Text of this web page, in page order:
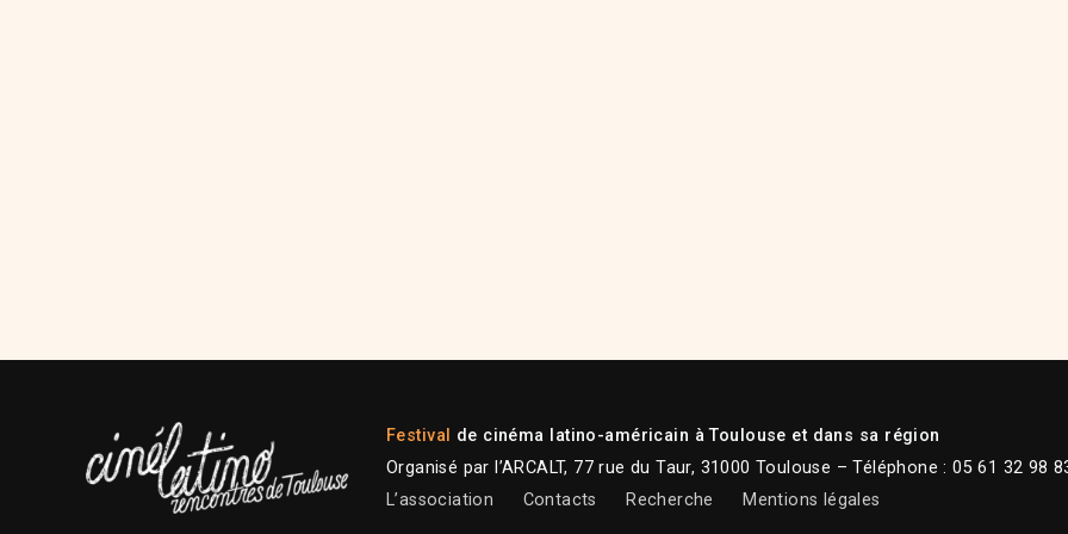
Festival de cinéma latino-américain à Toulouse et dans sa région
Organisé par l’ARCALT, 77 rue du Taur, 31000 Toulouse – Téléphone : 05 61 32 98
L’association
Contacts Recherche Mentions légales